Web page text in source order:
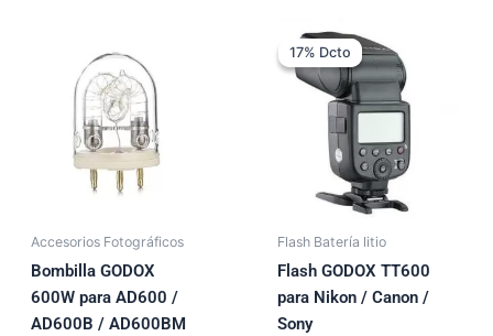
Accesorios Fotográficos
Bombilla GODOX
600W para AD600 /
AD600B / AD600BM
17% Dcto
17% Dcto
Flash Batería litio
Flash GODOX TT600
para Nikon / Canon /
Sony